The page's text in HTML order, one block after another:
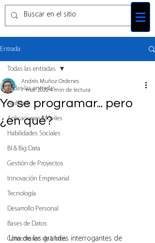
Entrada
Todas las entradas
Agilidad
Aplicaciones Móviles
Habilidades Sociales
BI & Big Data
Gestión de Proyectos
Innovación Empresarial
Tecnología
Desarrollo Personal
Bases de Datos
Comentarios de Libros
Todas las entradas
Yo se programar... pero
¿en qué?
Andrés Muñoz Ordenes
7 mar 20224 min de lectura
Una de las grandes interrogantes de